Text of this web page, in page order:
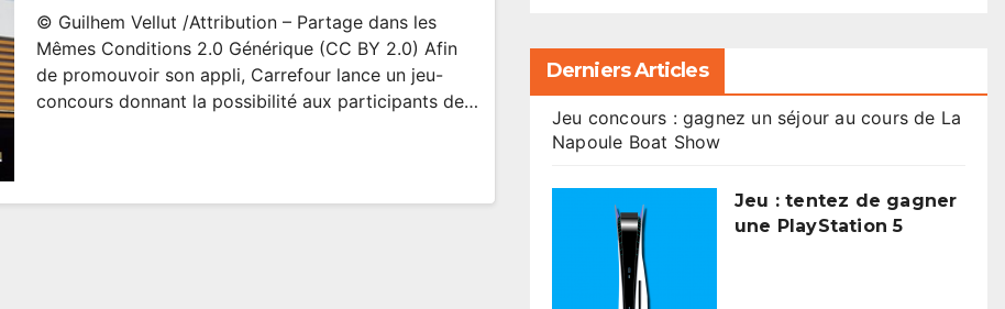
© Guilhem Vellut /Attribution – Partage dans les
Mêmes Conditions 2.0 Générique (CC BY 2.0) Afin
de promouvoir son appli, Carrefour lance un jeu-
concours donnant la possibilité aux participants de…
Derniers Articles
Jeu concours : gagnez un séjour au cours de La
Napoule Boat Show
Jeu : tentez de gagner
une PlayStation 5